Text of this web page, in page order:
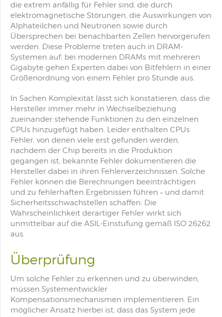
die extrem anfällig für Fehler sind, die durch
elektromagnetische Störungen, die Auswirkungen von
Alphateilchen und Neutronen sowie durch
Übersprechen bei benachbarten Zellen hervorgerufen
werden. Diese Probleme treten auch in DRAM-
Systemen auf; bei modernen DRAMs mit mehreren
Gigabyte gehen Experten dabei von Bitfehlern in einer
Größenordnung von einem Fehler pro Stunde aus.
In Sachen Komplexität lässt sich konstatieren, dass die
Hersteller immer mehr in Wechselbeziehung
zueinander stehende Funktionen zu den einzelnen
CPUs hinzugefügt haben. Leider enthalten CPUs
Fehler, von denen viele erst gefunden werden,
nachdem der Chip bereits in die Produktion
gegangen ist; bekannte Fehler dokumentieren die
Hersteller dabei in ihren Fehlerverzeichnissen. Solche
Fehler können die Berechnungen beeinträchtigen
und zu fehlerhaften Ergebnissen führen – und damit
Sicherheitsschwachstellen schaffen. Die
Wahrscheinlichkeit derartiger Fehler wirkt sich
unmittelbar auf die ASIL-Einstufung gemäß ISO 26262
aus.
Überprüfung
Um solche Fehler zu erkennen und zu überwinden,
müssen Systementwickler
Kompensationsmechanismen implementieren. Ein
möglicher Ansatz hierbei ist, dass das System jede